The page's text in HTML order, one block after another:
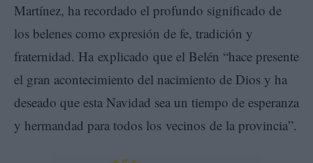
Martínez, ha recordado el profundo significado de
los belenes como expresión de fe, tradición y
fraternidad. Ha explicado que el Belén “hace presente
el gran acontecimiento del nacimiento de Dios y ha
deseado que esta Navidad sea un tiempo de esperanza
y hermandad para todos los vecinos de la provincia”.